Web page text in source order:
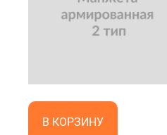
В КОРЗИНУ